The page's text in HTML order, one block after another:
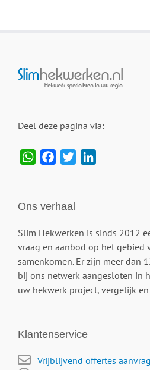
Deel deze pagina via:
WhatsAppFacebook
Twitter
Ons verhaal
Slim Hekwerken is sinds 2012
vraag en aanbod op het gebied
samenkomen. Er zijn meer dan
bij ons netwerk aangesloten in
uw hekwerk project, vergelijk
Klantenservice
Vrijblijvend offertes